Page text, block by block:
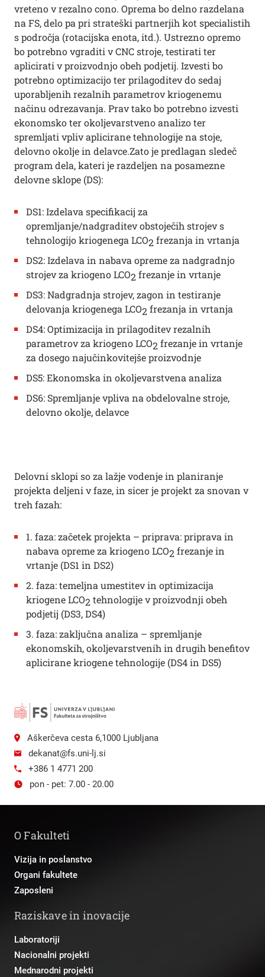
vreteno v rezalno cono. Oprema bo delno razdelana
na FS, delo pa pri strateški partnerjih kot specialistih
s področja (rotacijska enota, itd.). Ustrezno opremo
bo potrebno vgraditi v CNC stroje, testirati ter
aplicirati v proizvodnjo obeh podjetij. Izvesti bo
potrebno optimizacijo ter prilagoditev do sedaj
uporabljenih rezalnih parametrov kriogenemu
načinu odrezavanja. Prav tako bo potrebno izvesti
ekonomsko ter okoljevarstveno analizo ter
spremljati vpliv aplicirane tehnologije na stoje,
delovno okolje in delavce.Zato je predlagan sledeč
program dela, kateri je razdeljen na posamezne
delovne sklope (DS):
DS1: Izdelava specifikacij za
opremljanje/nadgraditev obstoječih strojev s
tehnologijo kriogenega LCO2frezanja in vrtanja
DS2: Izdelava in nabava opreme za nadgradnjo
strojev za kriogeno LCO2frezanje in vrtanje
DS3: Nadgradnja strojev, zagon in testiranje
delovanja kriogenega LCO2frezanja in vrtanja
DS4: Optimizacija in prilagoditev rezalnih
parametrov za kriogeno LCO2frezanje in vrtanje
za dosego najučinkovitejše proizvodnje
DS5: Ekonomska in okoljevarstvena analiza
DS6: Spremljanje vpliva na obdelovalne stroje,
delovno okolje, delavce
Delovni sklopi so za lažje vodenje in planiranje
projekta deljeni v faze, in sicer je projekt za snovan v
treh fazah:
1. faza: začetek projekta – priprava: priprava in
nabava opreme za kriogeno LCO2frezanje in
vrtanje (DS1 in DS2)
2. faza: temeljna umestitev in optimizacija
kriogene LCO2tehnologije v proizvodnji obeh
podjetij (DS3, DS4)
3. faza: zaključna analiza – spremljanje
ekonomskih, okoljevarstvenih in drugih benefitov
aplicirane kriogene tehnologije (DS4 in DS5)
Aškerčeva cesta 6,1000 Ljubljana
dekanat@fs.uni-lj.si
+386 1 4771 200
pon - pet: 7.00 - 20.00
O Fakulteti
Vizija in poslanstvo
Organi fakultete
Zaposleni
Raziskave in inovacije
Laboratoriji
Nacionalni projekti
Mednarodni projekti